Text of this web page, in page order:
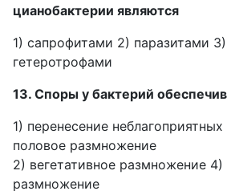
цианобактерии являются
1) сапрофитами 2) паразитами
гетеротрофами
13. Споры у бактерий
1) перенесение
половое размножение
2) вегетативное размножение 4)
размножение